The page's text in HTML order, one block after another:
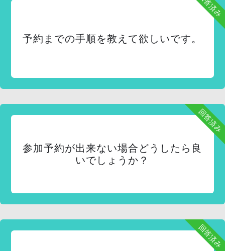
予約までの手順を教えて欲しいです。
回答済み
参加予約が出来ない場合どうしたら良
いでしょうか？
回答済み